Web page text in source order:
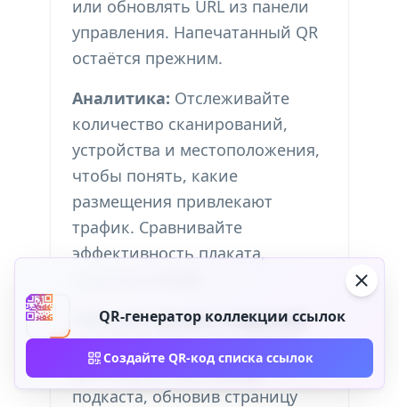
или обновлять URL из панели
управления. Напечатанный QR
остаётся прежним.
Аналитика: Отслеживайте
количество сканирований,
устройства и местоположения,
чтобы понять, какие
размещения привлекают
трафик. Сравнивайте
эффективность плаката,
Рабочий процесс создателя
контента:Запустите новый
дроп мерча или эпизод
подкаста, обновив страницу
QR-генератор коллекции ссылок
Создайте QR-код списка ссылок